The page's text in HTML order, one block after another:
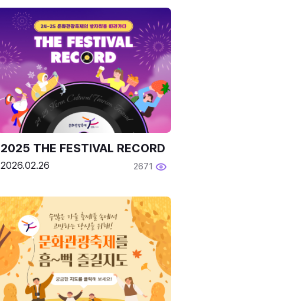
2025 THE FESTIVAL RECORD
2026.02.26 2671